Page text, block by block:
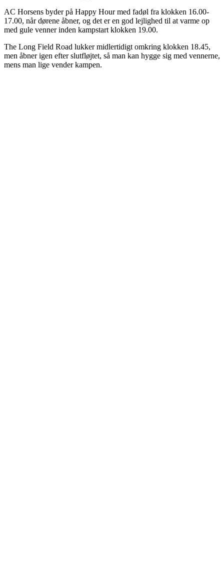
AC Horsens byder på Happy Hour med fadøl fra klokken 16.00-
17.00, når dørene åbner, og det er en god lejlighed til at varme op
med gule venner inden kampstart klokken 19.00.
The Long Field Road lukker midlertidigt omkring klokken 18.45,
men åbner igen efter slutfløjtet, så man kan hygge sig med vennerne,
mens man lige vender kampen.